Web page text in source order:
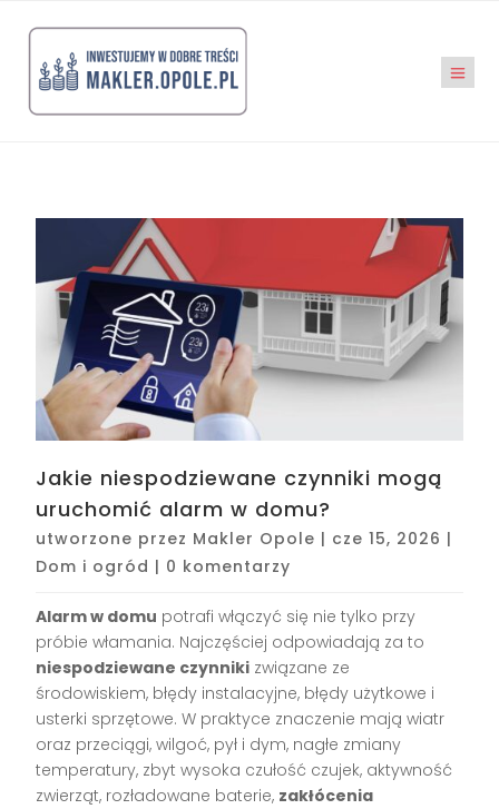
Jakie niespodziewane czynniki mogą
uruchomić alarm w domu?
utworzone przez Makler Opole | cze 15, 2026 |
Dom i ogród | 0 komentarzy
Alarm w domu potrafi włączyć się nie tylko przy
próbie włamania. Najczęściej odpowiadają za to
niespodziewane czynniki związane ze
środowiskiem, błędy instalacyjne, błędy użytkowe i
usterki sprzętowe. W praktyce znaczenie mają wiatr
oraz przeciągi, wilgoć, pył i dym, nagłe zmiany
temperatury, zbyt wysoka czułość czujek, aktywność
zwierząt, rozładowane baterie, zakłócenia